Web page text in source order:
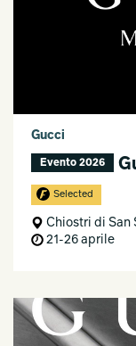
Gucci
Evento 2026
Selected
Chiostri di San
21-26 aprile